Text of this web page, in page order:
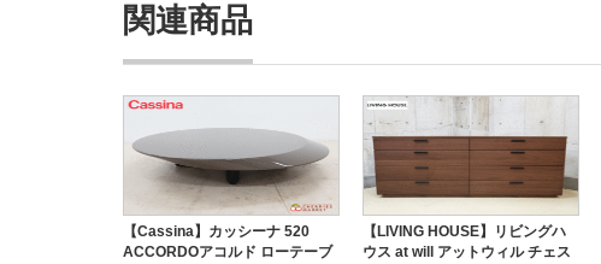
関連商品
【Cassina】カッシーナ 520
ACCORDOアコルド ローテーブ
【LIVING HOUSE】リビングハ
ウス at will アットウィル チェス